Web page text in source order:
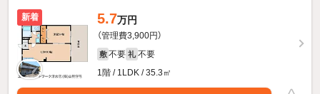
新着 5.7万円
（管理費3,900円）
敷 不要 礼 不要
1階 / 1LDK / 35.3㎡